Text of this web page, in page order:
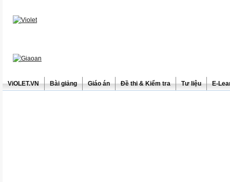
ViOLET.VN Bài giảng Giáo án Đề thi & Kiểm tra Tư liệu E-